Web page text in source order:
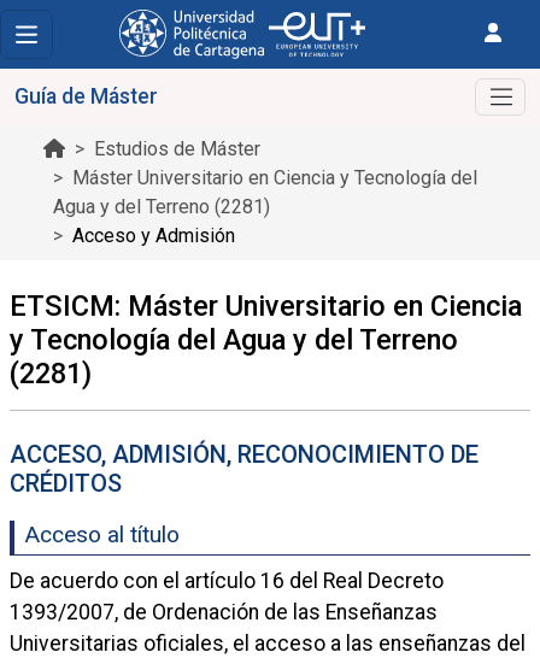
Estudios de Máster
Máster Universitario en Ciencia y Tecnología del
Agua y del Terreno (2281)
Acceso y Admisión
Guía de Máster
ETSICM: Máster Universitario en Ciencia
y Tecnología del Agua y del Terreno
(2281)
ACCESO, ADMISIÓN, RECONOCIMIENTO DE
CRÉDITOS
Acceso al título
De acuerdo con el artículo 16 del Real Decreto
1393/2007, de Ordenación de las Enseñanzas
Universitarias oficiales, el acceso a las enseñanzas del